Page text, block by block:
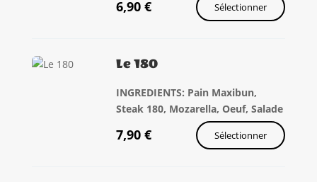
6,90 € Sélectionner
Le 180
INGREDIENTS: Pain Maxibun,
Steak 180, Mozarella, Oeuf, Salade
7,90 € Sélectionner